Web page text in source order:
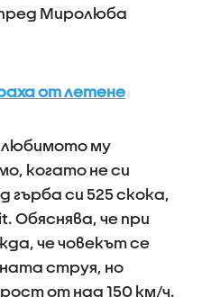
Миролюба
от летене
любимото му
когато не си
гърба си 525 скока,
Обяснява, че при
че човекът се
струя, но
от над 150 км/ч.